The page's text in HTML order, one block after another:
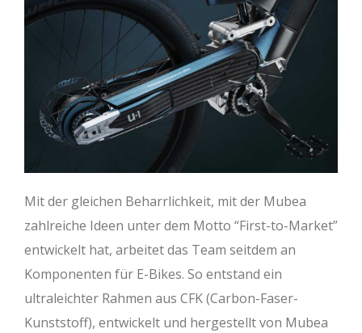
Mit der gleichen Beharrlichkeit, mit der Mubea
zahlreiche Ideen unter dem Motto “First-to-Market”
entwickelt hat, arbeitet das Team seitdem an
Komponenten für E-Bikes. So entstand ein
ultraleichter Rahmen aus CFK (Carbon-Faser-
Kunststoff), entwickelt und hergestellt von Mubea